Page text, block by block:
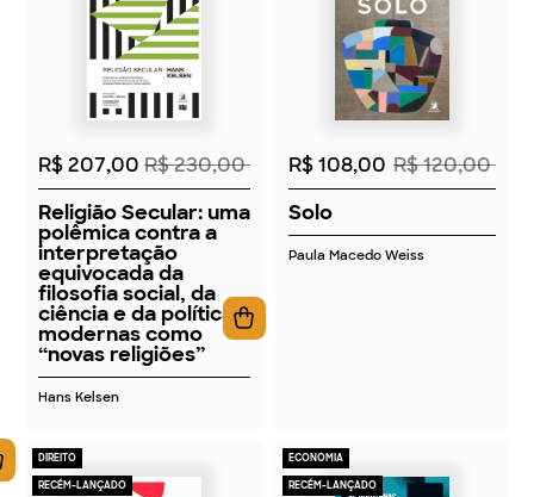
2026
R$ 207,00 R$ 230,00
Religião Secular: uma
polêmica contra a
interpretação
equivocada da
filosofia social, da
ciência e da política
modernas como
“novas religiões”
Hans Kelsen
2026
R$ 108,00 R$ 120,00
Solo
Paula Macedo Weiss
DIREITO
RECÉM-LANÇADO
ECONOMIA
RECÉM-LANÇADO